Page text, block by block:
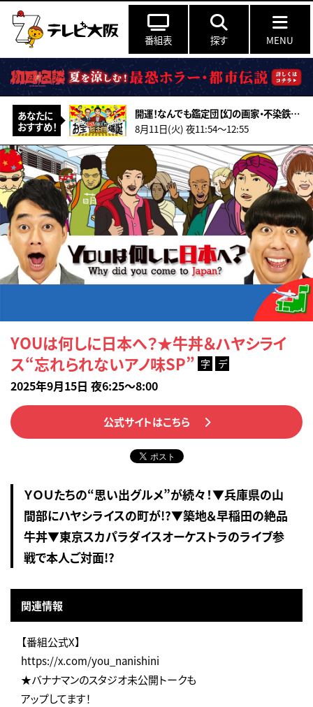
番組表 探す MENU
あなたに
おすすめ！
開運！なんでも鑑定団【幻の画家・不染鉄の絵＆越前焼の壺3点に衝撃値】
8月11日(火) 夜11:54〜12:55
YOUは何しに日本へ？★牛丼＆ハヤシライ
ス“忘れられないアノ味SP” 字 デ
2025年9月15日 夜6:25～8:00
公式サイトはこちら
ＹＯＵたちの“思い出グルメ”が続々！▼兵庫県の山
間部にハヤシライスの町が!?▼築地＆早稲田の絶品
牛丼▼東京スカパラダイスオーケストラのライブ参
戦で本人ご対面!?
関連情報
【番組公式X】
https://x.com/you_nanishini
★バナナマンのスタジオ未公開トークも
アップしてます！